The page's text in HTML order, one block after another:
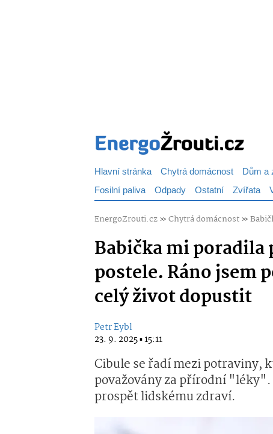
Hlavní stránka Chytrá domácnost Dům a
Fosilní paliva Odpady Ostatní Zvířata
EnergoZrouti.cz»Chytrá domácnost»
Babička mi
postele. Ráno jsem
celý život dopustit
Petr Eybl
23. 9. 2025 ▪ 15:11
Cibule se řadí mezi potraviny,
považovány za přírodní
prospět lidskému zdraví.